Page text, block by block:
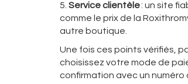
5. Service clientèle: un site
comme le prix de la
autre boutique.
Une fois ces points vérifiés,
choisissez votre mode de
confirmation avec un numéro